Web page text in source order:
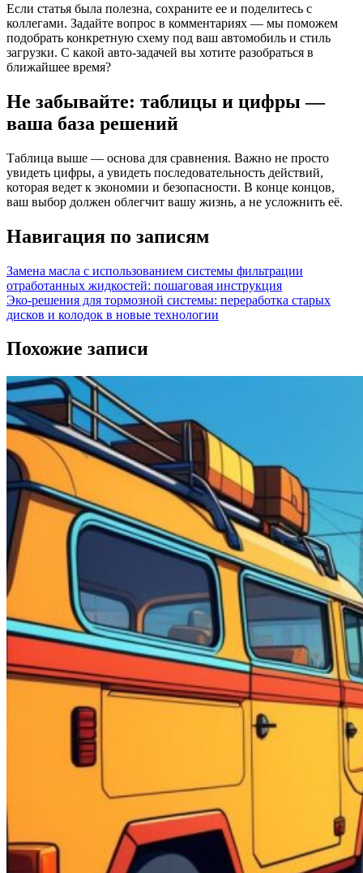
Если статья была полезна, сохраните ее и поделитесь с
коллегами. Задайте вопрос в комментариях — мы поможем
подобрать конкретную схему под ваш автомобиль и стиль
загрузки. С какой авто‑задачей вы хотите разобраться в
ближайшее время?
Не забывайте: таблицы и цифры —
ваша база решений
Таблица выше — основа для сравнения. Важно не просто
увидеть цифры, а увидеть последовательность действий,
которая ведет к экономии и безопасности. В конце концов,
ваш выбор должен облегчит вашу жизнь, а не усложнить её.
Навигация по записям
Замена масла с использованием системы фильтрации
отработанных жидкостей: пошаговая инструкция
Эко-решения для тормозной системы: переработка старых
дисков и колодок в новые технологии
Похожие записи